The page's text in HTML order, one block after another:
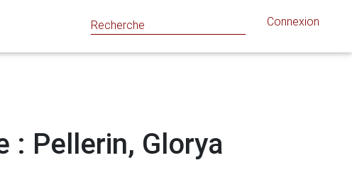
Connexion
: Pellerin, Glorya